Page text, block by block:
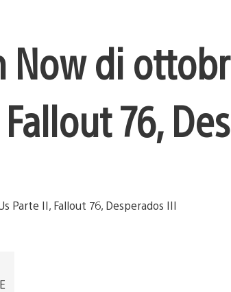
di
76,